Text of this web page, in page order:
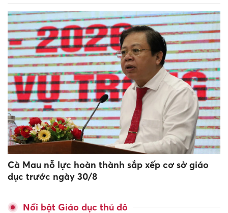
Cà Mau nỗ lực hoàn thành sắp xếp cơ sở giáo
dục trước ngày 30/8
Nổi bật Giáo dục thủ đô